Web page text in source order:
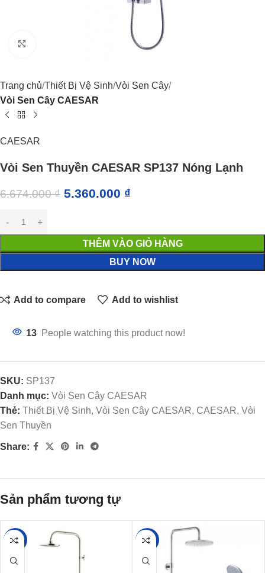
Trang chủ Thiết Bị Vệ Sinh Vòi Sen Cây
Vòi Sen Cây CAESAR
CAESAR
Vòi Sen Thuyền CAESAR SP137 Nóng Lạnh
6.674.000₫ 5.360.000 ₫
THÊM VÀO GIỎ HÀNG
BUY NOW
Add to compare Add to wishlist
13 People watching this product now!
SKU: SP137
Danh mục: Vòi Sen Cây CAESAR
Thẻ: Thiết Bị Vệ Sinh, Vòi Sen Cây CAESAR, CAESAR, Vòi
Sen Thuyền
Share:
Sản phẩm tương tự
-24% -35%